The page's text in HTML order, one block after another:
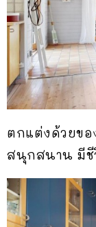
ตกแต่งด้วยข
สนุกสนาน มีชี